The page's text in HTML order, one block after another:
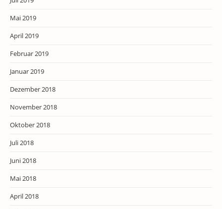
Mai 2019
April 2019
Februar 2019
Januar 2019
Dezember 2018
November 2018
Oktober 2018
Juli 2018
Juni 2018
Mai 2018
April 2018